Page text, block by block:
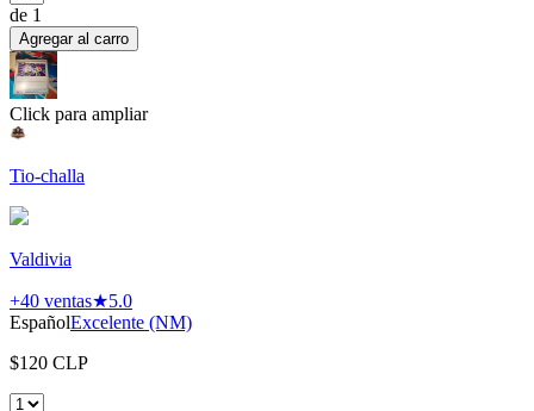
de 1
Agregar al carro
Click para ampliar
Tio-challa
Valdivia
+40 ventas★5.0
EspañolExcelente (NM)
$120 CLP